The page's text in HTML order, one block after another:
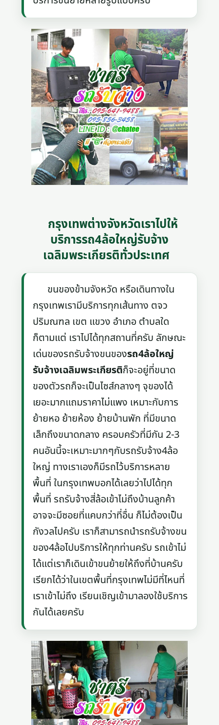
กรุงเทพต่างจังหวัดเราไปให้
บริการรถ4ล้อใหญ่รับจ้าง
เฉลิมพระเกียรติทั่วประเทศ
ขนของข้ามจังหวัด หรือเดินทางใน
กรุงเทพเรามีบริการทุกเส้นทาง ตจว
ปริมณฑล เขต แขวง อำเภอ ตำบลใด
ก็ตามแต่ เราไปได้ทุกสถานที่ครับ ลักษณะ
เด่นของรถรับจ้างขนของรถ4ล้อใหญ่
รับจ้างเฉลิมพระเกียรติก็จะอยู่ที่ขนาด
ของตัวรถก็จะเป็นไซส์กลางๆ จุของได้
เยอะมากแถมราคาไม่แพง เหมาะกับการ
ย้ายหอ ย้ายห้อง ย้ายบ้านพัก ที่มีขนาด
เล็กถึงขนาดกลาง ครอบครัวที่มีกัน 2-3
คนอันนี้จะเหมาะมากๆกับรถรับจ้าง4ล้อ
ใหญ่ ทางเราเองก็มีรถไว้บริการหลาย
พื้นที่ ในกรุงเทพบอกได้เลยว่าไปได้ทุก
พื้นที่ รถรับจ้างสี่ล้อเข้าไม่ถึงบ้านลูกค้า
อาจจะมีซอยที่แคบกว่าที่อื่น ก็ไม่ต้องเป็น
กังวลไปครับ เราก็สามารถนำรถรับจ้างขน
ของ4ล้อไปบริการให้ทุกท่านครับ รถเข้าไม่
ได้แต่เราก็เดินเข้าขนย้ายให้ถึงที่บ้านครับ
เรียกได้ว่าในเขตพื้นที่กรุงเทพไม่มีที่ไหนที่
เราเข้าไม่ถึง เรียนเชิญเข้ามาลองใช้บริการ
กันได้เลยครับ